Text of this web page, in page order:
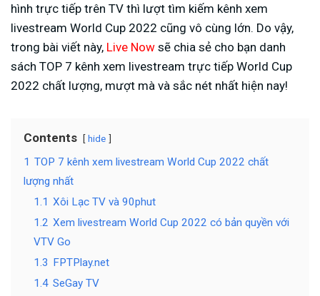
hình trực tiếp trên TV thì lượt tìm kiếm kênh xem
livestream World Cup 2022 cũng vô cùng lớn. Do vậy,
trong bài viết này, Live Now sẽ chia sẻ cho bạn danh
sách TOP 7 kênh xem livestream trực tiếp World Cup
2022 chất lượng, mượt mà và sắc nét nhất hiện nay!
Contents hide
1 TOP 7 kênh xem livestream World Cup 2022 chất
lượng nhất
1.1 Xôi Lạc TV và 90phut
1.2 Xem livestream World Cup 2022 có bản quyền với
VTV Go
1.3 FPTPlay.net
1.4 SeGay TV